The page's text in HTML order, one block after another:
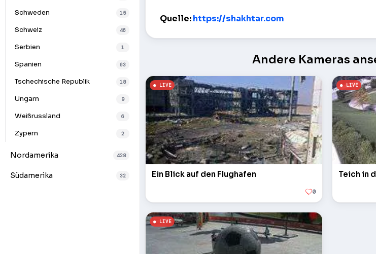
Schweden 15
Schweiz 46
Serbien 1
Spanien 63
Tschechische Republik 18
Ungarn 9
Weißrussland 6
Zypern 2
Nordamerika 428
Südamerika 32
Quelle:https://shakhtar.com
Andere Kameras
Ein Blick auf den Flughafen
0
Teich in